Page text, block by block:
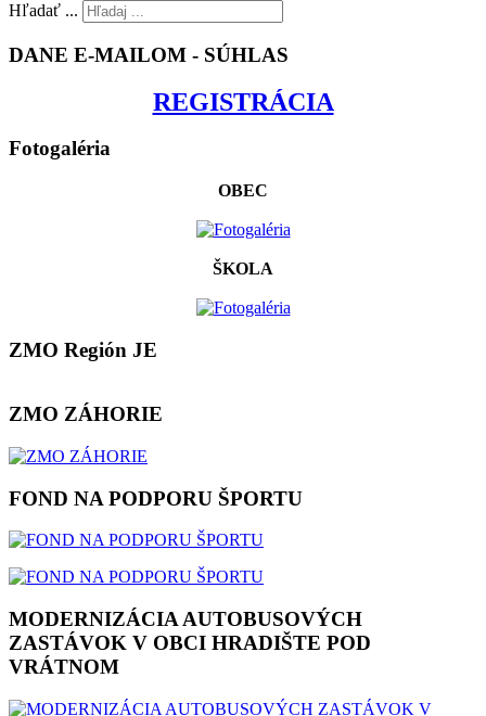
Hľadať ...
DANE E-MAILOM - SÚHLAS
REGISTRÁCIA
Fotogaléria
OBEC
ŠKOLA
ZMO Región JE
ZMO ZÁHORIE
FOND NA PODPORU ŠPORTU
MODERNIZÁCIA AUTOBUSOVÝCH
ZASTÁVOK V OBCI HRADIŠTE POD
VRÁTNOM